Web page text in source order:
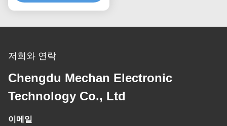
저희와 연락
Chengdu Mechan Electronic
Technology Co., Ltd
이메일